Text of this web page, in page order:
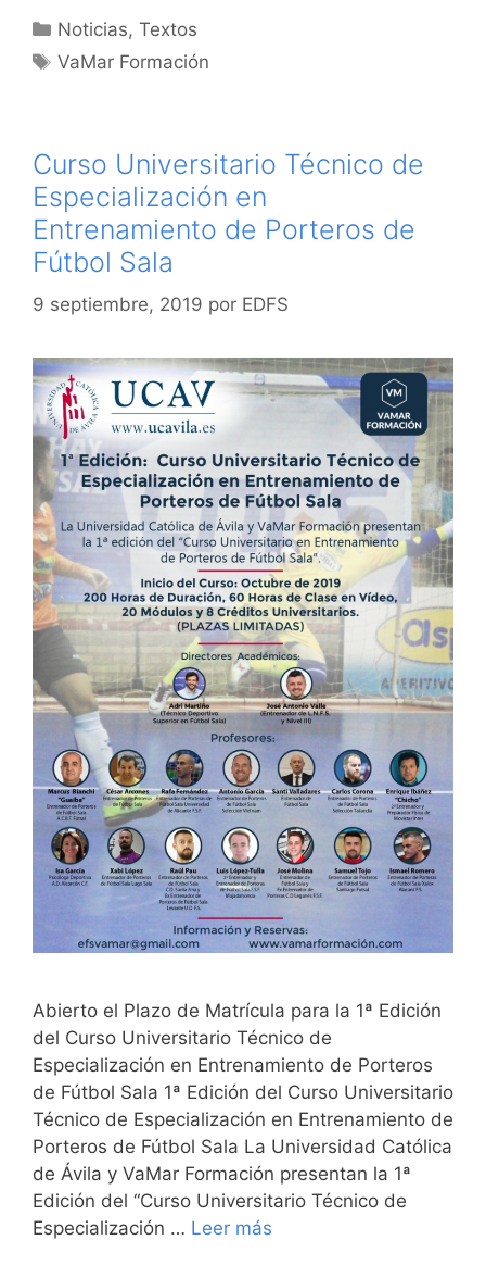
Categorías
Noticias,Textos
Etiquetas
VaMar Formación
Curso Universitario Técnico de
Especialización en
Entrenamiento de Porteros de
Fútbol Sala
9 septiembre, 2019 por EDFS
Abierto el Plazo de Matrícula para la 1ª Edición
del Curso Universitario Técnico de
Especialización en Entrenamiento de Porteros
de Fútbol Sala 1ª Edición del Curso Universitario
Técnico de Especialización en Entrenamiento de
Porteros de Fútbol Sala La Universidad Católica
de Ávila y VaMar Formación presentan la 1ª
Edición del “Curso Universitario Técnico de
Especialización … Leer más